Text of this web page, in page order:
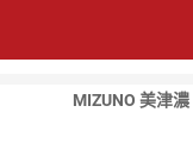
MIZUNO 美津濃